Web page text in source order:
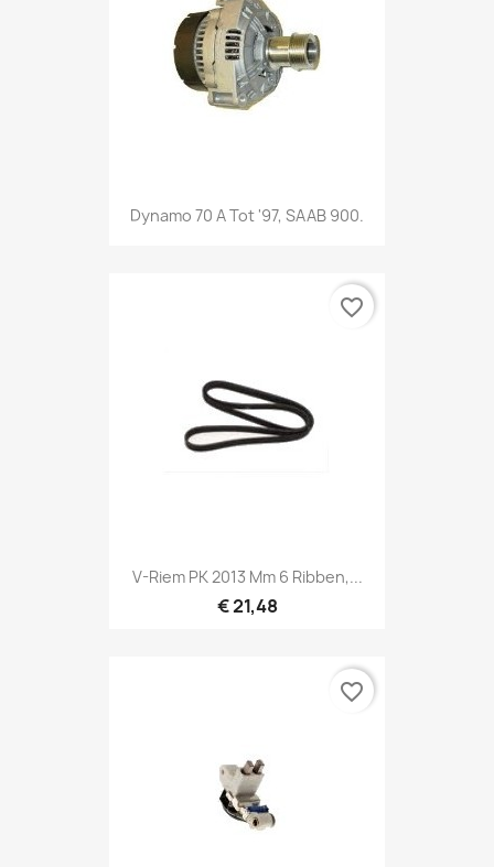
Dynamo 70 A Tot '97, SAAB 900.
V-Riem PK 2013 Mm 6 Ribben,...
€ 21,48
favorite_border
favorite_border